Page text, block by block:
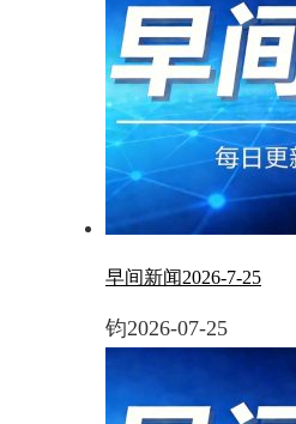
早间新闻2026-7-25
钧2026-07-25